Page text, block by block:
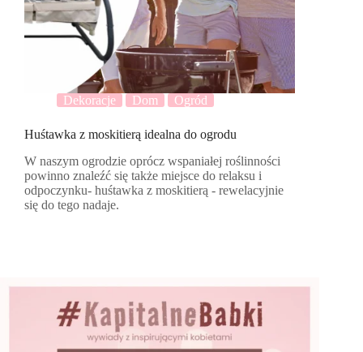
Dekoracje Dom Ogród
Huśtawka z moskitierą idealna do ogrodu
W naszym ogrodzie oprócz wspaniałej roślinności
powinno znaleźć się także miejsce do relaksu i
odpoczynku- huśtawka z moskitierą - rewelacyjnie
się do tego nadaje.